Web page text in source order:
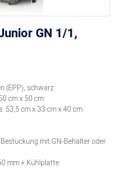
GN 1/1,
(EPP), schwarz
cm x 50 cm
53,5 cm x 33 cm x 40 cm
mit GN-Behälter oder
mm + Kühlplatte